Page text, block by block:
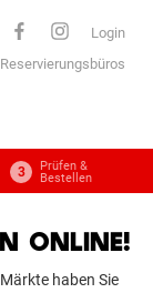
Login
Reservierungsbüros
Prüfen &
Bestellen
ONLINE!
haben Sie